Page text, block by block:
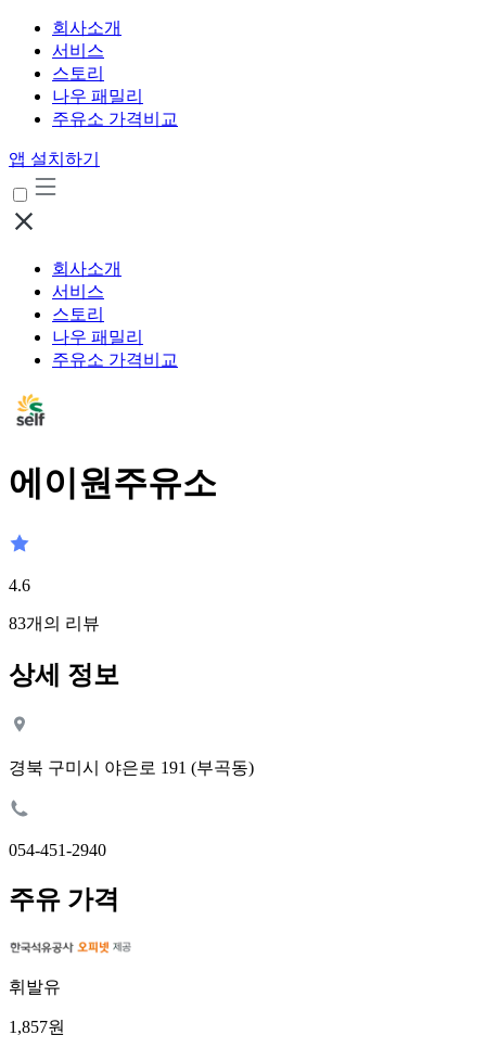
회사소개
서비스
스토리
나우 패밀리
주유소 가격비교
앱 설치하기
회사소개
서비스
스토리
나우 패밀리
주유소 가격비교
에이원주유소
4.6
83개의 리뷰
상세 정보
경북 구미시 야은로 191 (부곡동)
054-451-2940
주유 가격
휘발유
1,857원